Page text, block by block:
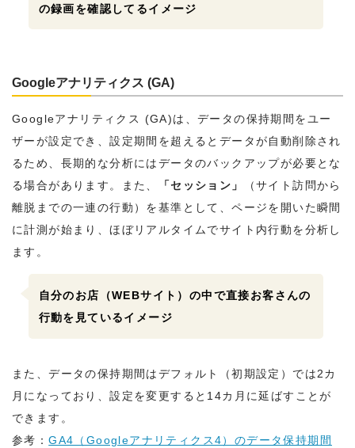
の録画を確認してるイメージ
Googleアナリティクス (GA)
Googleアナリティクス (GA)は、データの保持期間をユー
ザーが設定でき、設定期間を超えるとデータが自動削除され
るため、長期的な分析にはデータのバックアップが必要とな
る場合があります。また、
「セッション」
（サイト訪問から
離脱までの一連の行動）を基準として、ページを開いた瞬間
に計測が始まり、ほぼリアルタイムでサイト内行動を分析し
ます。
自分のお店 （WEBサイト） の中で直接お客さんの
行動を見ているイメージ
また、データの保持期間はデフォルト（初期設定）では2カ
月になっており、設定を変更すると14カ月に延ばすことが
できます。
参考：GA4（Googleアナリティクス4）のデータ保持期間